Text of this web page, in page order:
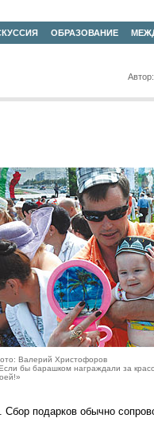
ОБРАЗОВАНИЕ
Валерий Христофоров
бы барашком награждали за
подарков обычно